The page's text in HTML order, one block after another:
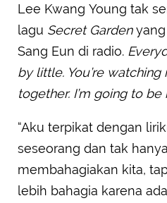
Lee Kwang Young tak
lagu Secret Gardenyang
Sang Eun di radio.
by little. You’re
together. I’m going to be
“Aku terpikat dengan
seseorang dan tak
membahagiakan kita,
lebih bahagia karena